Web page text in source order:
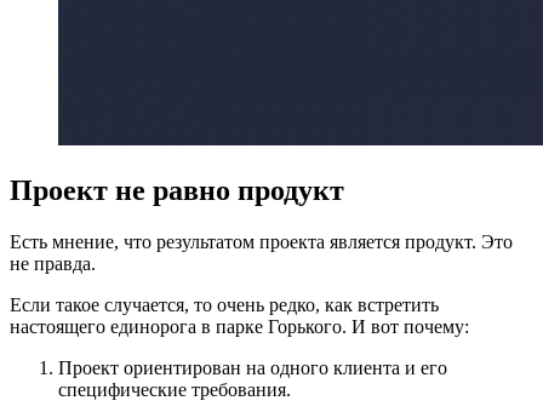
Проект не равно продукт
Есть мнение, что результатом проекта является продукт. Это
не правда.
Если такое случается, то очень редко, как встретить
настоящего единорога в парке Горького. И вот почему:
Проект ориентирован на одного клиента и его
специфические требования.